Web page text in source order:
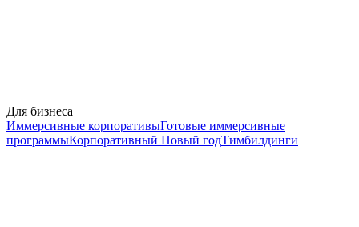
Для бизнеса
Иммерсивные корпоративыГотовые иммерсивные
программыКорпоративный Новый годТимбилдинги